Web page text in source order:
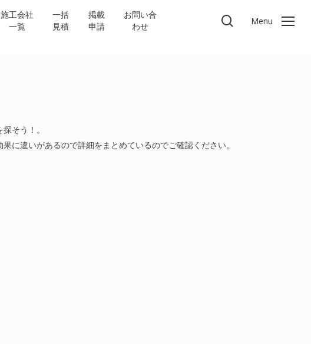
施工会社
一覧
一括
見積
掲載
申請
お問い合
わせ
search
Menu
そう！。
に違いがあるので詳細をまとめているのでご確認ください。